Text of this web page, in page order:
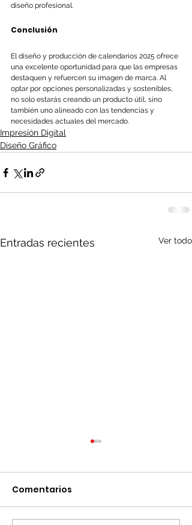
diseño profesional.
Conclusión
El diseño y producción de calendarios 2025 ofrece
una excelente oportunidad para que las empresas
destaquen y refuercen su imagen de marca. Al
optar por opciones personalizadas y sostenibles,
no solo estarás creando un producto útil, sino
también uno alineado con las tendencias y
necesidades actuales del mercado.
Impresión Digital
Diseño Gráfico
Entradas recientes Ver todo
Comentarios